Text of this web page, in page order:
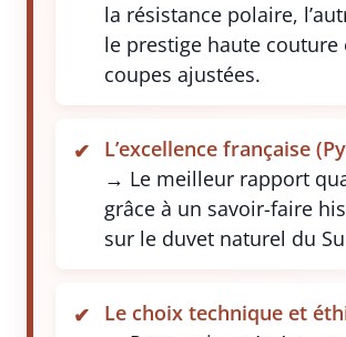
la résistance polaire,
le prestige haute couture
coupes ajustées.
L’excellence française
→ Le meilleur rapport
grâce à un savoir-faire
sur le duvet naturel du
Le choix technique et